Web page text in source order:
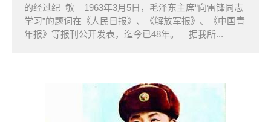
的经过纪 敏 1963年3月5日，毛泽东主席“向雷锋同志
学习”的题词在《人民日报》、《解放军报》、《中国青
年报》等报刊公开发表，迄今已48年。 据我所...